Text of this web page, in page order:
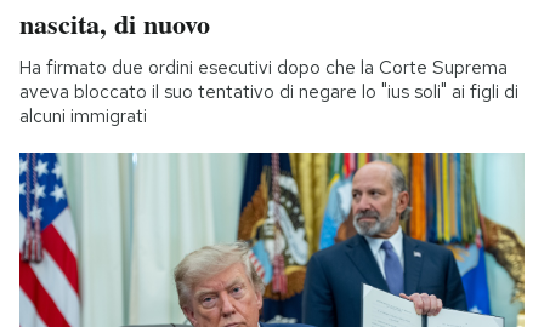
nascita, di nuovo
Ha firmato due ordini esecutivi dopo che la Corte Suprema
aveva bloccato il suo tentativo di negare lo "ius soli" ai figli di
alcuni immigrati